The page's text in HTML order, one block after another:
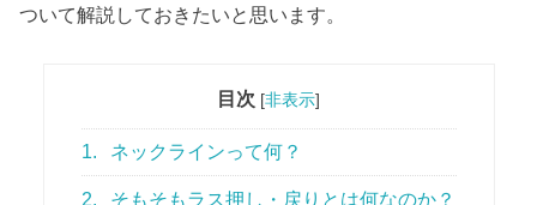
ついて解説しておきたいと思います。
目次 [非表示]
1. ネックラインって何？
2. そもそもラス押し・戻りとは何なのか？